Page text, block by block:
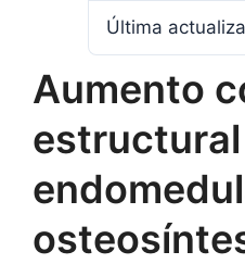
Última
Aumento
estructural